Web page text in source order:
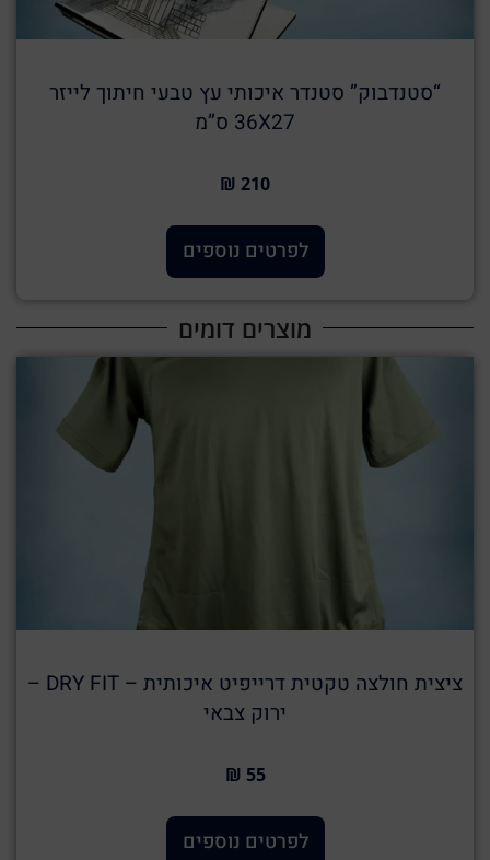
“סטנדבוק” סטנדר איכותי עץ טבעי חיתוך לייזר
36X27 ס”מ
210 ₪
לפרטים נוספים
מוצרים דומים
ציצית חולצה טקטית דרייפיט איכותית – DRY FIT –
ירוק צבאי
55 ₪
לפרטים נוספים